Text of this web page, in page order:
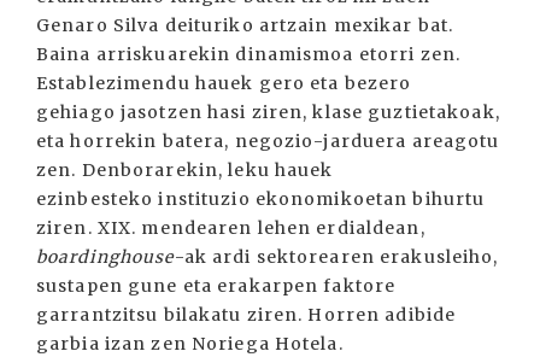
Genaro Silva deituriko artzain mexikar bat.
Baina arriskuarekin dinamismoa etorri zen.
Establezimendu hauek gero eta bezero
gehiago jasotzen hasi ziren, klase guztietakoak,
eta horrekin batera, negozio-jarduera areagotu
zen. Denborarekin, leku hauek
ezinbesteko instituzio ekonomikoetan bihurtu
ziren. XIX. mendearen lehen erdialdean,
boardinghouse-ak ardi sektorearen erakusleiho,
sustapen gune eta erakarpen faktore
garrantzitsu bilakatu ziren. Horren adibide
garbia izan zen Noriega Hotela.